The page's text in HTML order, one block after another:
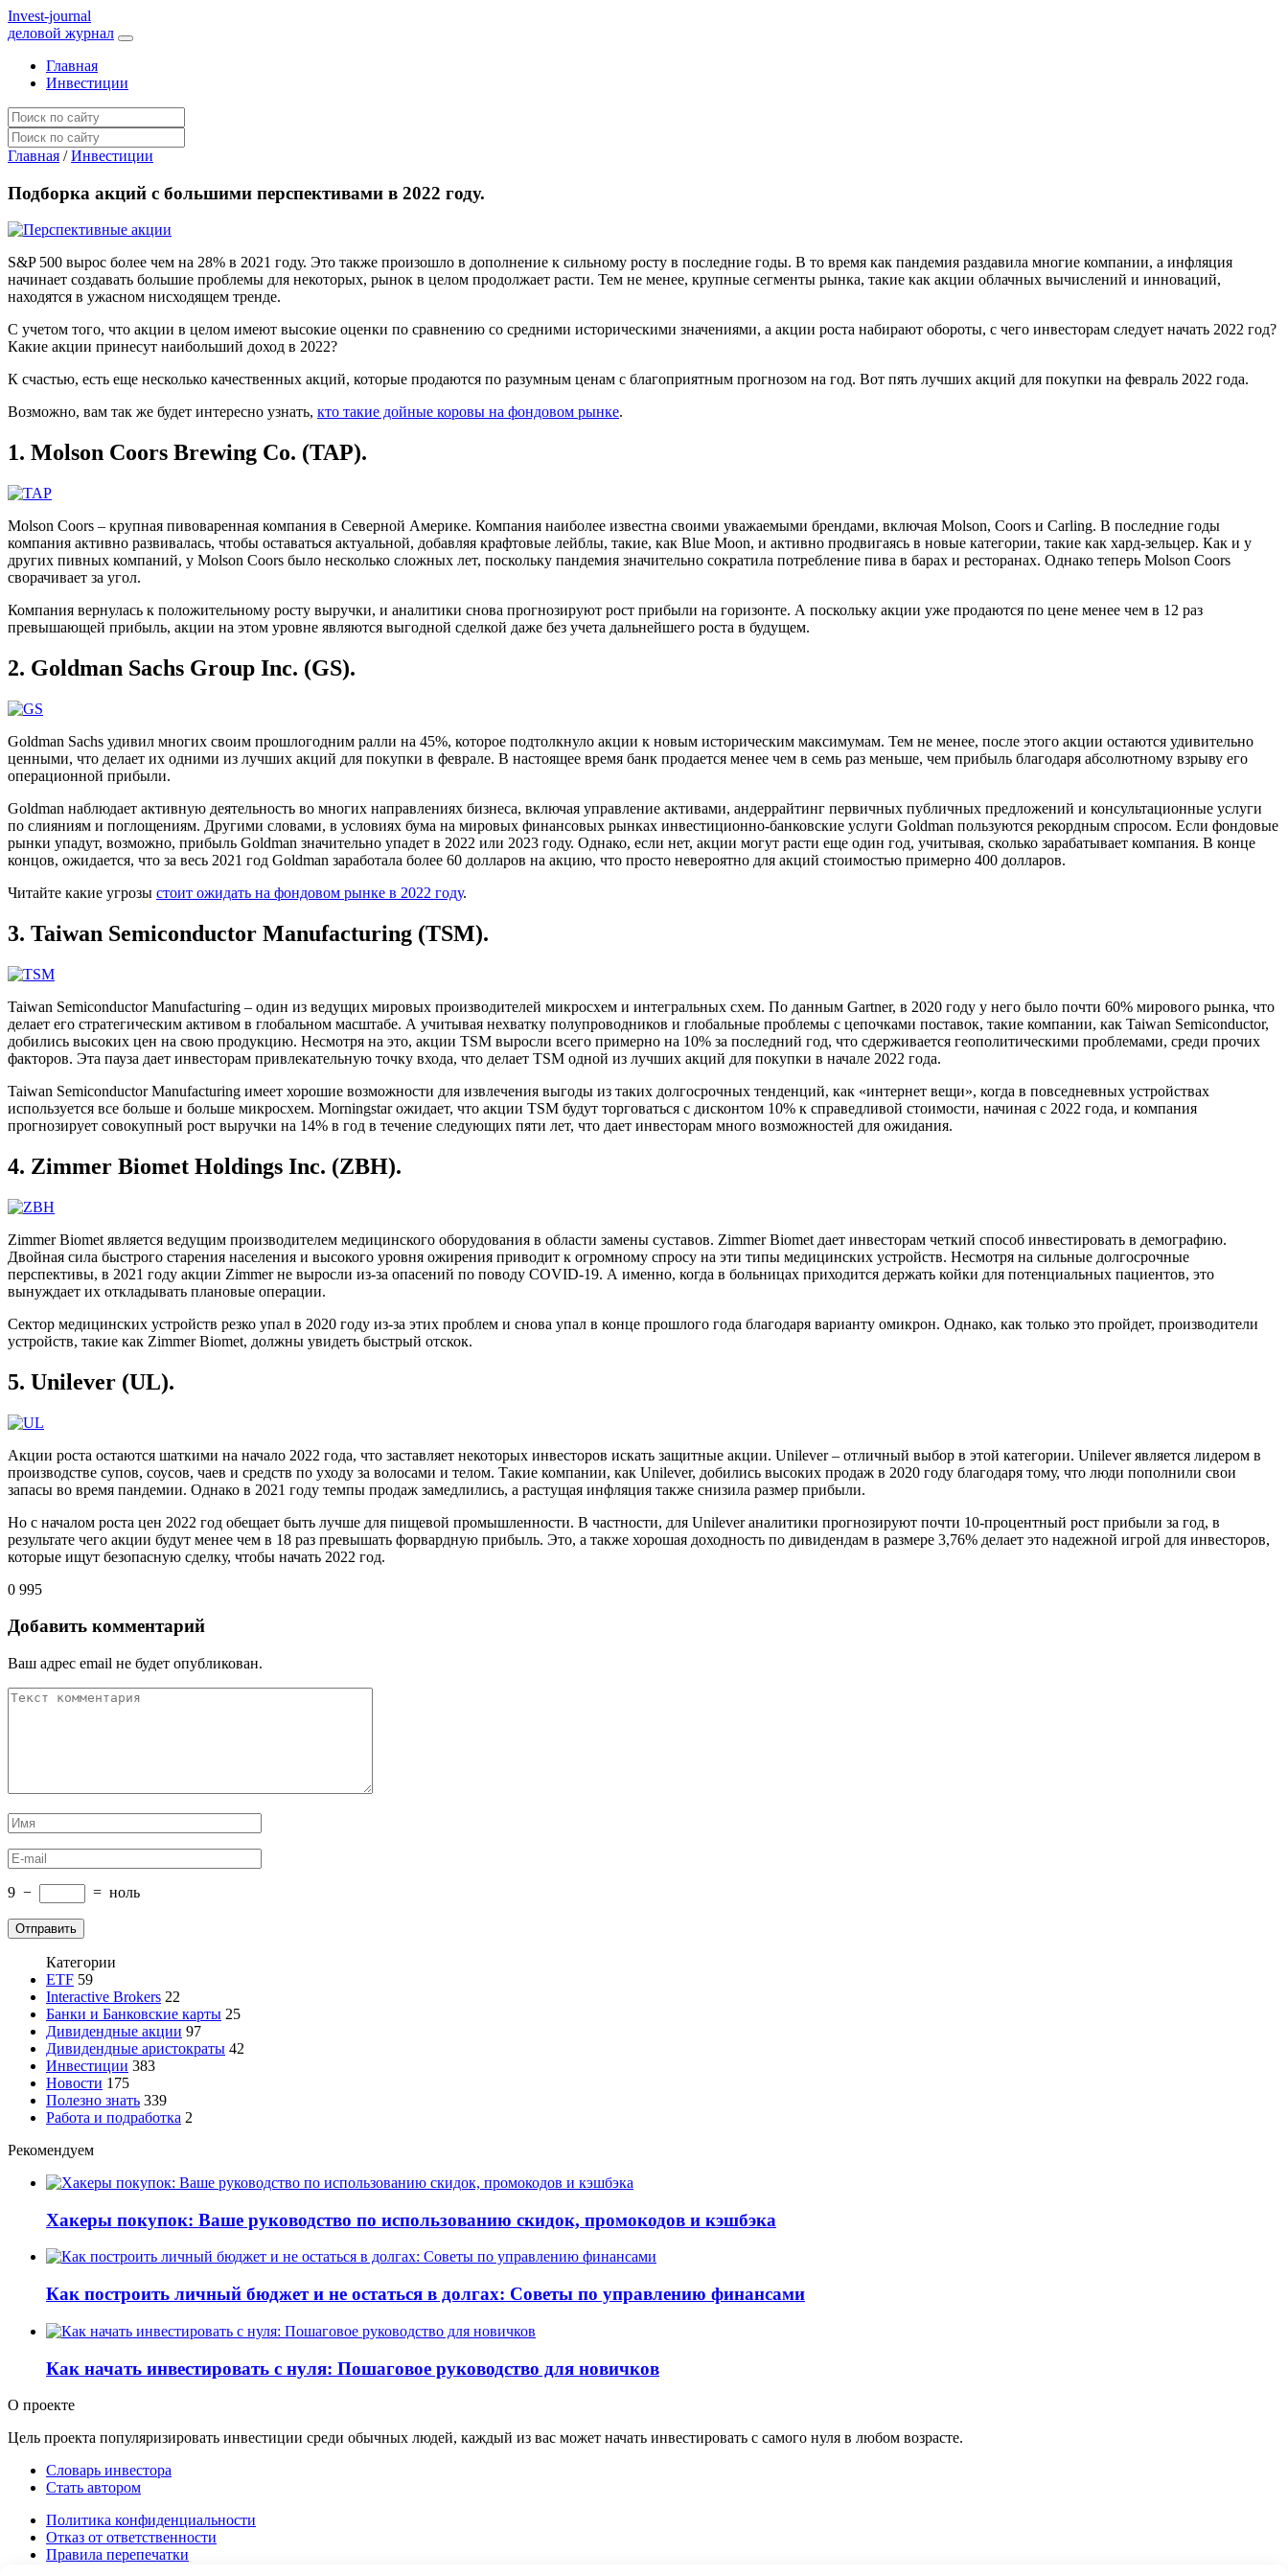
Invest-journal
деловой журнал
Главная
Инвестиции
Главная / Инвестиции
Подборка акций с большими перспективами в 2022 году.
S&P 500 вырос более чем на 28% в 2021 году. Это также произошло в дополнение к сильному росту в последние годы. В то время как пандемия раздавила многие компании, а инфляция
начинает создавать большие проблемы для некоторых, рынок в целом продолжает расти. Тем не менее, крупные сегменты рынка, такие как акции облачных вычислений и инноваций,
находятся в ужасном нисходящем тренде.
С учетом того, что акции в целом имеют высокие оценки по сравнению со средними историческими значениями, а акции роста набирают обороты, с чего инвесторам следует начать 2022 год?
Какие акции принесут наибольший доход в 2022?
К счастью, есть еще несколько качественных акций, которые продаются по разумным ценам с благоприятным прогнозом на год. Вот пять лучших акций для покупки на февраль 2022 года.
Возможно, вам так же будет интересно узнать, кто такие дойные коровы на фондовом рынке.
1. Molson Coors Brewing Co. (TAP).
Molson Coors – крупная пивоваренная компания в Северной Америке. Компания наиболее известна своими уважаемыми брендами, включая Molson, Coors и Carling. В последние годы
компания активно развивалась, чтобы оставаться актуальной, добавляя крафтовые лейблы, такие, как Blue Moon, и активно продвигаясь в новые категории, такие как хард-зельцер. Как и у
других пивных компаний, у Molson Coors было несколько сложных лет, поскольку пандемия значительно сократила потребление пива в барах и ресторанах. Однако теперь Molson Coors
сворачивает за угол.
Компания вернулась к положительному росту выручки, и аналитики снова прогнозируют рост прибыли на горизонте. А поскольку акции уже продаются по цене менее чем в 12 раз
превышающей прибыль, акции на этом уровне являются выгодной сделкой даже без учета дальнейшего роста в будущем.
2. Goldman Sachs Group Inc. (GS).
Goldman Sachs удивил многих своим прошлогодним ралли на 45%, которое подтолкнуло акции к новым историческим максимумам. Тем не менее, после этого акции остаются удивительно
ценными, что делает их одними из лучших акций для покупки в феврале. В настоящее время банк продается менее чем в семь раз меньше, чем прибыль благодаря абсолютному взрыву его
операционной прибыли.
Goldman наблюдает активную деятельность во многих направлениях бизнеса, включая управление активами, андеррайтинг первичных публичных предложений и консультационные услуги
по слияниям и поглощениям. Другими словами, в условиях бума на мировых финансовых рынках инвестиционно-банковские услуги Goldman пользуются рекордным спросом. Если фондовые
рынки упадут, возможно, прибыль Goldman значительно упадет в 2022 или 2023 году. Однако, если нет, акции могут расти еще один год, учитывая, сколько зарабатывает компания. В конце
концов, ожидается, что за весь 2021 год Goldman заработала более 60 долларов на акцию, что просто невероятно для акций стоимостью примерно 400 долларов.
Читайте какие угрозы стоит ожидать на фондовом рынке в 2022 году.
3. Taiwan Semiconductor Manufacturing (TSM).
Taiwan Semiconductor Manufacturing – один из ведущих мировых производителей микросхем и интегральных схем. По данным Gartner, в 2020 году у него было почти 60% мирового рынка, что
делает его стратегическим активом в глобальном масштабе. А учитывая нехватку полупроводников и глобальные проблемы с цепочками поставок, такие компании, как Taiwan Semiconductor,
добились высоких цен на свою продукцию. Несмотря на это, акции TSM выросли всего примерно на 10% за последний год, что сдерживается геополитическими проблемами, среди прочих
факторов. Эта пауза дает инвесторам привлекательную точку входа, что делает TSM одной из лучших акций для покупки в начале 2022 года.
Taiwan Semiconductor Manufacturing имеет хорошие возможности для извлечения выгоды из таких долгосрочных тенденций, как «интернет вещи», когда в повседневных устройствах
используется все больше и больше микросхем. Morningstar ожидает, что акции TSM будут торговаться с дисконтом 10% к справедливой стоимости, начиная с 2022 года, и компания
прогнозирует совокупный рост выручки на 14% в год в течение следующих пяти лет, что дает инвесторам много возможностей для ожидания.
4. Zimmer Biomet Holdings Inc. (ZBH).
Zimmer Biomet является ведущим производителем медицинского оборудования в области замены суставов. Zimmer Biomet дает инвесторам четкий способ инвестировать в демографию.
Двойная сила быстрого старения населения и высокого уровня ожирения приводит к огромному спросу на эти типы медицинских устройств. Несмотря на сильные долгосрочные
перспективы, в 2021 году акции Zimmer не выросли из-за опасений по поводу COVID-19. А именно, когда в больницах приходится держать койки для потенциальных пациентов, это
вынуждает их откладывать плановые операции.
Сектор медицинских устройств резко упал в 2020 году из-за этих проблем и снова упал в конце прошлого года благодаря варианту омикрон. Однако, как только это пройдет, производители
устройств, такие как Zimmer Biomet, должны увидеть быстрый отскок.
5. Unilever (UL).
Акции роста остаются шаткими на начало 2022 года, что заставляет некоторых инвесторов искать защитные акции. Unilever – отличный выбор в этой категории. Unilever является лидером в
производстве супов, соусов, чаев и средств по уходу за волосами и телом. Такие компании, как Unilever, добились высоких продаж в 2020 году благодаря тому, что люди пополнили свои
запасы во время пандемии. Однако в 2021 году темпы продаж замедлились, а растущая инфляция также снизила размер прибыли.
Но с началом роста цен 2022 год обещает быть лучше для пищевой промышленности. В частности, для Unilever аналитики прогнозируют почти 10-процентный рост прибыли за год, в
результате чего акции будут менее чем в 18 раз превышать форвардную прибыль. Это, а также хорошая доходность по дивидендам в размере 3,76% делает это надежной игрой для инвесторов,
которые ищут безопасную сделку, чтобы начать 2022 год.
0 995
Добавить комментарий
Ваш адрес email не будет опубликован.
9 − = ноль
Категории
ETF 59
Interactive Brokers 22
Банки и Банковские карты 25
Дивидендные акции 97
Дивидендные аристократы 42
Инвестиции 383
Новости 175
Полезно знать 339
Работа и подработка 2
Рекомендуем
Хакеры покупок: Ваше руководство по использованию скидок, промокодов и кэшбэка
Как построить личный бюджет и не остаться в долгах: Советы по управлению финансами
Как начать инвестировать с нуля: Пошаговое руководство для новичков
О проекте
Цель проекта популяризировать инвестиции среди обычных людей, каждый из вас может начать инвестировать с самого нуля в любом возрасте.
Словарь инвестора
Стать автором
Политика конфиденциальности
Отказ от ответственности
Правила перепечатки